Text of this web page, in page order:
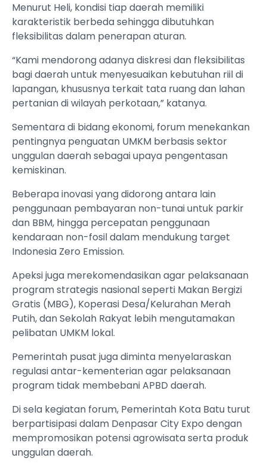
Menurut Heli, kondisi tiap daerah memiliki
karakteristik berbeda sehingga dibutuhkan
fleksibilitas dalam penerapan aturan.
“Kami mendorong adanya diskresi dan fleksibilitas
bagi daerah untuk menyesuaikan kebutuhan riil di
lapangan, khususnya terkait tata ruang dan lahan
pertanian di wilayah perkotaan,” katanya.
Sementara di bidang ekonomi, forum menekankan
pentingnya penguatan UMKM berbasis sektor
unggulan daerah sebagai upaya pengentasan
kemiskinan.
Beberapa inovasi yang didorong antara lain
penggunaan pembayaran non-tunai untuk parkir
dan BBM, hingga percepatan penggunaan
kendaraan non-fosil dalam mendukung target
Indonesia Zero Emission.
Apeksi juga merekomendasikan agar pelaksanaan
program strategis nasional seperti Makan Bergizi
Gratis (MBG), Koperasi Desa/Kelurahan Merah
Putih, dan Sekolah Rakyat lebih mengutamakan
pelibatan UMKM lokal.
Pemerintah pusat juga diminta menyelaraskan
regulasi antar-kementerian agar pelaksanaan
program tidak membebani APBD daerah.
Di sela kegiatan forum, Pemerintah Kota Batu turut
berpartisipasi dalam Denpasar City Expo dengan
mempromosikan potensi agrowisata serta produk
unggulan daerah.